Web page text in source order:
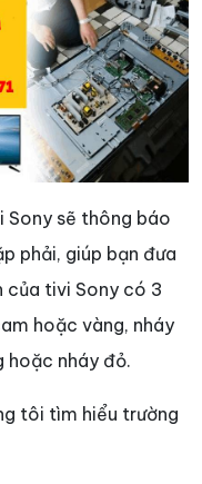
Sony sẽ thông báo
phải, giúp bạn đưa
của tivi Sony có 3
hoặc vàng, nháy
hoặc nháy đỏ.
tôi tìm hiểu trường